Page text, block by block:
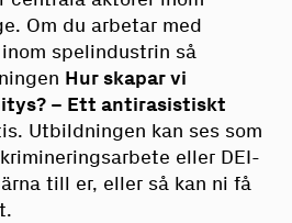
Om du arbetar med
spelindustrin så
Hur skapar vi
– Ett antirasistiskt
Utbildningen kan ses som
eller DEI-
till er, eller så kan ni få